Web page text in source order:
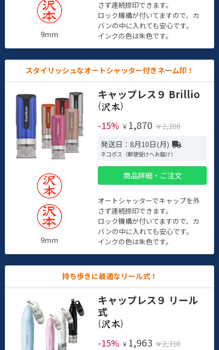
9mm
さず連続捺印できます。
ロック機構が付いてますので、カ
バンの中に入れても安心です。
インクの色は朱色です。
スタイリッシュなオートシャッター付きネーム印！
9mm
キャップレス９ Brillio
(
)
-15% ￥ 1,870 ￥2,200
発送日：8月10日(月)
ネコポス（郵便受けへお届け）
商品詳細・ご注文
オートシャッターでキャップを外
さず連続捺印できます。
ロック機構が付いてますので、カ
バンの中に入れても安心です。
インクの色は朱色です。
持ち歩きに最適なリール式！
キャップレス９ リール
式
(
)
-15% ￥ 1,963 ￥2,310